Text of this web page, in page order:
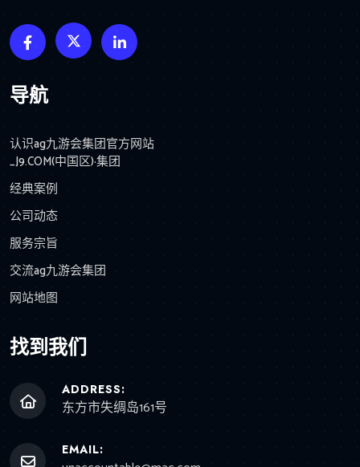
导航
认识ag九游会集团官方网站
_J9.COM(中国区)·集团
经典案例
公司动态
服务宗旨
交流ag九游会集团
网站地图
找到我们
ADDRESS:
东方市失绸岛161号
EMAIL: